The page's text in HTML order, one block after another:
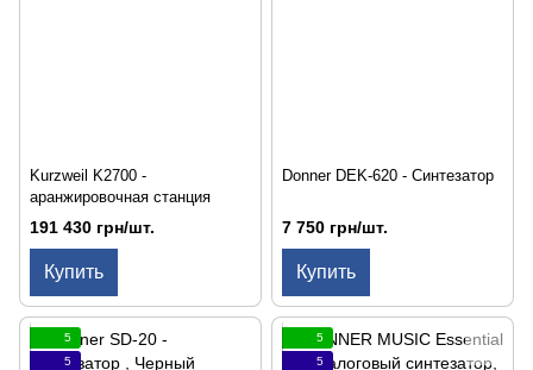
Kurzweil K2700 -
аранжировочная станция
191 430 грн/шт.
Купить
Donner DEK-620 - Синтезатор
7 750 грн/шт.
Купить
5
5
5
5